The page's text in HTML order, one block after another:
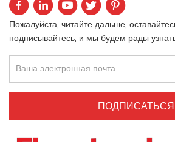
Пожалуйста, читайте дальше,
подписывайтесь, и мы будем рады